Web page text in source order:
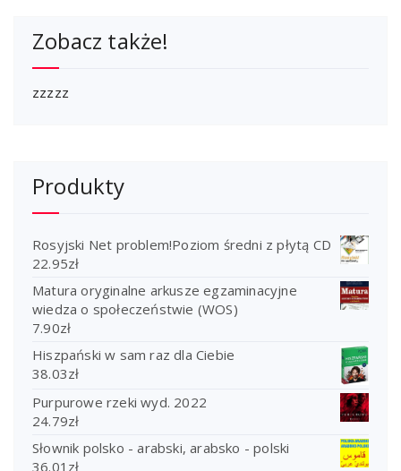
Zobacz także!
zzzzz
Produkty
Rosyjski Net problem!Poziom średni z płytą CD
22.95zł
Matura oryginalne arkusze egzaminacyjne
wiedza o społeczeństwie (WOS)
7.90zł
Hiszpański w sam raz dla Ciebie
38.03zł
Purpurowe rzeki wyd. 2022
24.79zł
Słownik polsko - arabski, arabsko - polski
36.01 zł